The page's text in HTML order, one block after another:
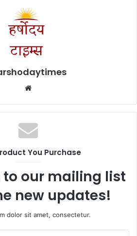
Website
You Purchase
to our mailing list
new updates!
dolor sit amet, consectetur.